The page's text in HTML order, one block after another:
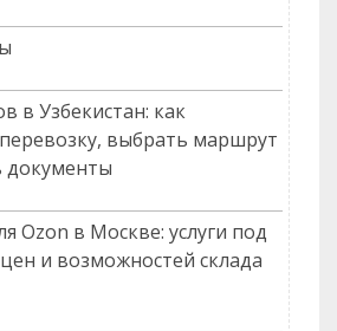
в Узбекистан: как
выбрать маршрут
документы
Ozon в Москве: услуги под
и возможностей склада